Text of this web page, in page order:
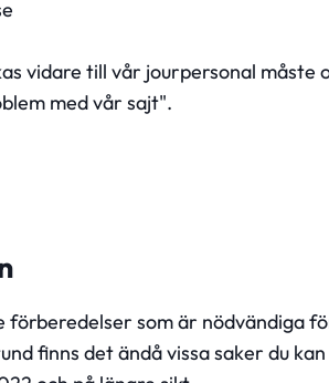
vidare till vår jourpersonal måste
med vår sajt".
förberedelser som är nödvändiga
finns det ändå vissa saker du